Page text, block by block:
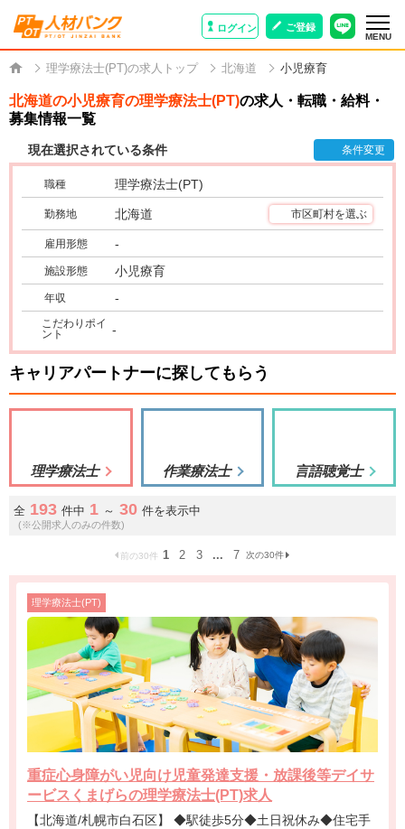
ログイン ご登録
MENU
理学療法士(PT)の求人トップ 北海道 小児療育
北海道の小児療育の理学療法士(PT)の求人・転職・給料・
募集情報一覧
現在選択されている条件 条件変更
職種 理学療法士(PT)
勤務地 北海道 市区町村を選ぶ
雇用形態 -
施設形態 小児療育
年収 -
こだわりポイ
ント
-
キャリアパートナーに探してもらう
理学療法士 作業療法士 言語聴覚士
全 193 件中 1 ～ 30 件を表示中
(※公開求人のみの件数)
前の30件 1 2 3 ... 7 次の30件
理学療法士(PT)
重症心身障がい児向け児童発達支援・放課後等デイサ
ービスくまげらの理学療法士(PT)求人
【北海道/札幌市白石区】 ◆駅徒歩5分◆土日祝休み◆住宅手